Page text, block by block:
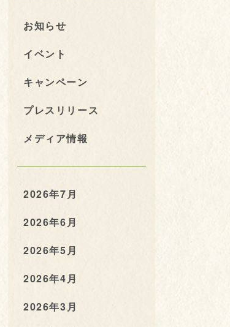
お知らせ
イベント
キャンペーン
プレスリリース
メディア情報
2026年7月
2026年6月
2026年5月
2026年4月
2026年3月